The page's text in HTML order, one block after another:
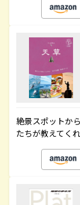
絶景スポットか
たちが教えてく